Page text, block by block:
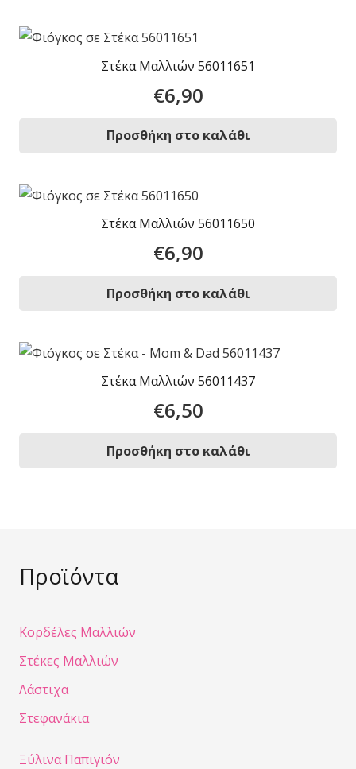
Στέκα Μαλλιών 56011651
€6,90
Προσθήκη στο καλάθι
Στέκα Μαλλιών 56011650
€6,90
Προσθήκη στο καλάθι
Στέκα Μαλλιών 56011437
€6,50
Προσθήκη στο καλάθι
Προϊόντα
Κορδέλες Μαλλιών
Στέκες Μαλλιών
Λάστιχα
Στεφανάκια
Ξύλινα Παπιγιόν